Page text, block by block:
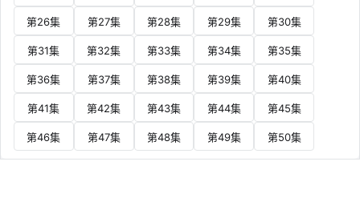
第26集 第27集 第28集 第29集 第30集
第31集 第32集 第33集 第34集 第35集
第36集 第37集 第38集 第39集 第40集
第41集 第42集 第43集 第44集 第45集
第46集 第47集 第48集 第49集 第50集